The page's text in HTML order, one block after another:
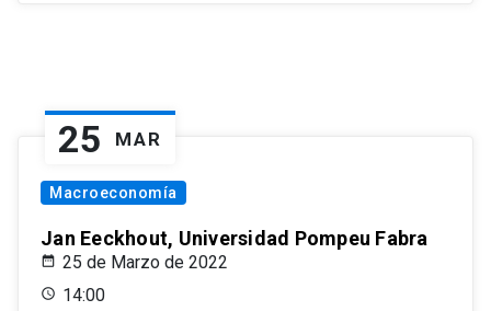
25 MAR
Macroeconomía
Jan Eeckhout, Universidad Pompeu Fabra
25 de Marzo de 2022
14:00